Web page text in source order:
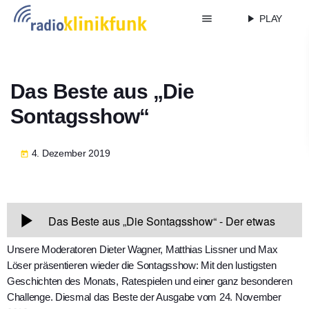
menu play_arrow PLAY
Das Beste aus „Die
Sontagsshow“
today 4. Dezember 2019
Unsere Moderatoren Dieter Wagner, Matthias Lissner und Max
Löser präsentieren wieder die Sontagsshow: Mit den lustigsten
Geschichten des Monats, Ratespielen und einer ganz besonderen
Challenge. Diesmal das Beste der Ausgabe vom 24. November